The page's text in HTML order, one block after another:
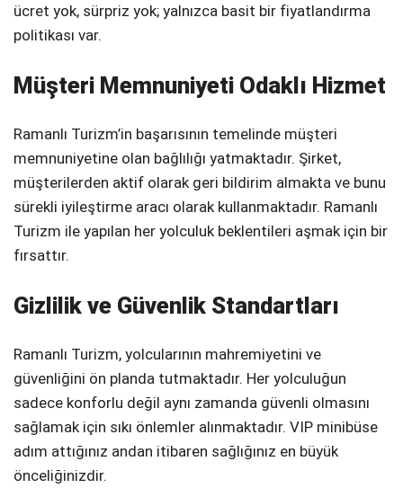
ücret yok, sürpriz yok; yalnızca basit bir fiyatlandırma
politikası var.
Müşteri Memnuniyeti Odaklı Hizmet
Ramanlı Turizm’in başarısının temelinde müşteri
memnuniyetine olan bağlılığı yatmaktadır. Şirket,
müşterilerden aktif olarak geri bildirim almakta ve bunu
sürekli iyileştirme aracı olarak kullanmaktadır. Ramanlı
Turizm ile yapılan her yolculuk beklentileri aşmak için bir
fırsattır.
Gizlilik ve Güvenlik Standartları
Ramanlı Turizm, yolcularının mahremiyetini ve
güvenliğini ön planda tutmaktadır. Her yolculuğun
sadece konforlu değil aynı zamanda güvenli olmasını
sağlamak için sıkı önlemler alınmaktadır. VIP minibüse
adım attığınız andan itibaren sağlığınız en büyük
önceliğinizdir.